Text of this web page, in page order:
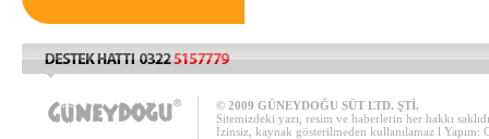
© 2009 GÜNEYDOĞU SÜT LTD. ŞTİ.
Sitemizdeki yazı, resim ve haberlerin her hakkı
İzinsiz, kaynak gösterilmeden kullanılamaz l Yapım: